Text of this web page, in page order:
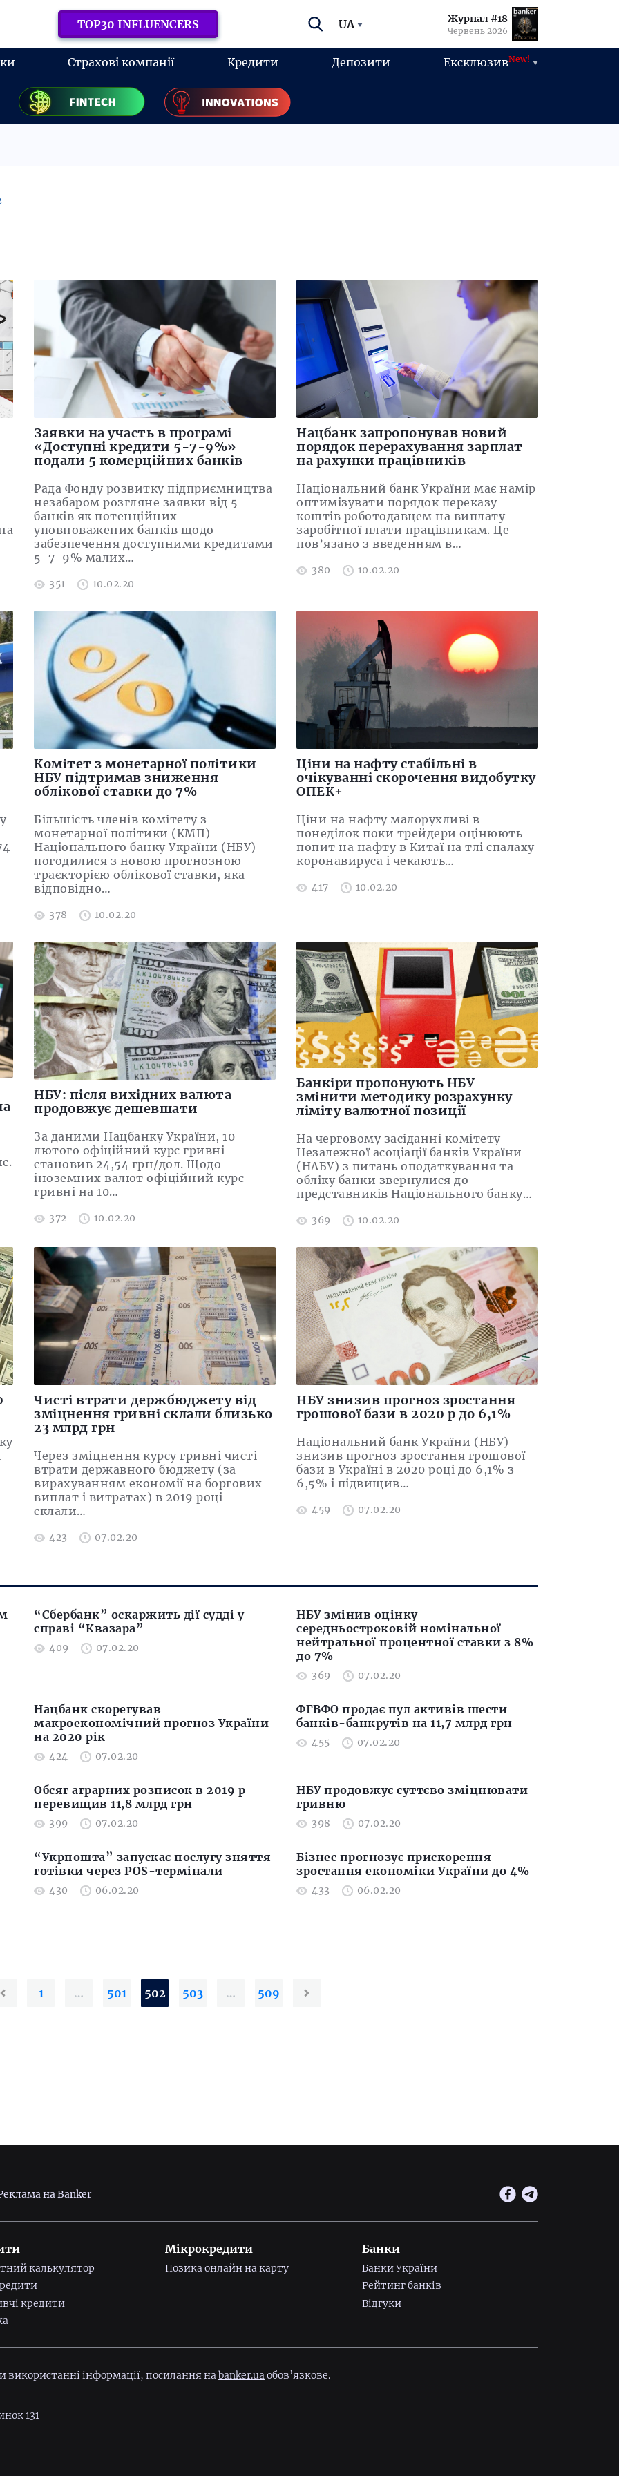
TOP30 INFLUENCERS UA Журнал #18
Червень 2026
Страхові компанії Кредити Депозити ЕксклюзивNew!
Заявки на участь в програмі
«Доступні кредити 5-7-9%»
подали 5 комерційних банків
Рада Фонду розвитку підприємництва
незабаром розгляне заявки від 5
банків як потенційних
уповноважених банків щодо
забезпечення доступними кредитами
5-7-9% малих…
351 10.02.20
Нацбанк запропонував новий
порядок перерахування зарплат
на рахунки працівників
Національний банк України має намір
оптимізувати порядок переказу
коштів роботодавцем на виплату
заробітної плати працівникам. Це
пов’язано з введенням в…
380 10.02.20
Комітет з монетарної політики
НБУ підтримав зниження
облікової ставки до 7%
Більшість членів комітету з
монетарної політики (КМП)
Національного банку України (НБУ)
погодилися з новою прогнозною
траєкторією облікової ставки, яка
відповідно…
378 10.02.20
Ціни на нафту стабільні в
очікуванні скорочення видобутку
ОПЕК+
Ціни на нафту малорухливі в
понеділок поки трейдери оцінюють
попит на нафту в Китаї на тлі спалаху
коронавируса і чекають…
417 10.02.20
НБУ: після вихідних валюта
продовжує дешевшати
За даними Нацбанку України, 10
лютого офіційний курс гривні
становив 24,54 грн/дол. Щодо
іноземних валют офіційний курс
гривні на 10…
372 10.02.20
Банкіри пропонують НБУ
змінити методику розрахунку
ліміту валютної позиції
На черговому засіданні комітету
Незалежної асоціації банків України
(НАБУ) з питань оподаткування та
обліку банки звернулися до
представників Національного банку…
369 10.02.20
Чисті втрати держбюджету від
зміцнення гривні склали близько
23 млрд грн
Через зміцнення курсу гривні чисті
втрати державного бюджету (за
вирахуванням економії на боргових
виплат і витратах) в 2019 році
склали…
423 07.02.20
НБУ знизив прогноз зростання
грошової бази в 2020 р до 6,1%
Національний банк України (НБУ)
знизив прогноз зростання грошової
бази в Україні в 2020 році до 6,1% з
6,5% і підвищив…
459 07.02.20
“Сбербанк” оскаржить дії судді у
справі “Квазара”
409 07.02.20
НБУ змінив оцінку
середньостроковій номінальної
нейтральної процентної ставки з 8%
до 7%
369 07.02.20
Нацбанк скорегував
макроекономічний прогноз України
на 2020 рік
424 07.02.20
ФГВФО продає пул активів шести
банків-банкрутів на 11,7 млрд грн
455 07.02.20
Обсяг аграрних розписок в 2019 р
перевищив 11,8 млрд грн
399 07.02.20
НБУ продовжує суттєво зміцнювати
гривню
398 07.02.20
“Укрпошта” запускає послугу зняття
готівки через POS-термінали
430 06.02.20
Бізнес прогнозує прискорення
зростання економіки України до 4%
433 06.02.20
1 … 501 502 503 … 509
на Banker
калькулятор
кредити
Мікрокредити
Позика онлайн на карту
Банки
Банки України
Рейтинг банків
Відгуки
використанні інформації, посилання наbanker.uaобов’язкове.
131